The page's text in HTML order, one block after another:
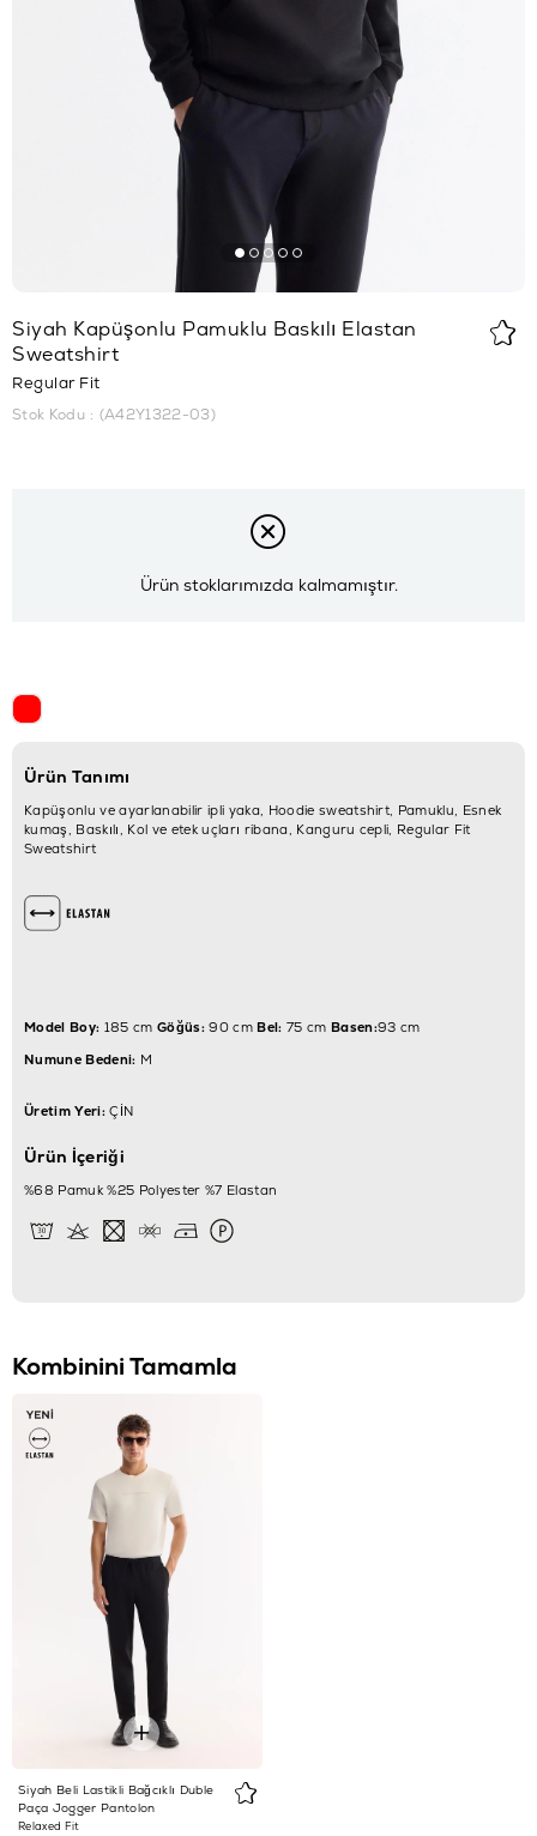
Siyah Kapüşonlu Pamuklu Baskılı Elastan
Sweatshirt
Regular Fit
Stok Kodu (A42Y1322-03)
Ürün stoklarımızda kalmamıştır.
Ürün Tanımı
Kapüşonlu ve ayarlanabilir ipli yaka, Hoodie sweatshirt, Pamuklu, Esnek
kumaş, Baskılı, Kol ve etek uçları ribana, Kanguru cepli, Regular Fit
Sweatshirt
Model Boy: 185 cm Göğüs:90 cmBel: 75 cm Basen:93 cm
Numune Bedeni: M
Üretim Yeri:ÇİN
Ürün İçeriği
%68 Pamuk %25 Polyester %7 Elastan
Kombinini Tamamla
Siyah Beli Lastikli Bağcıklı Duble
Paça Jogger Pantolon
Relaxed Fit